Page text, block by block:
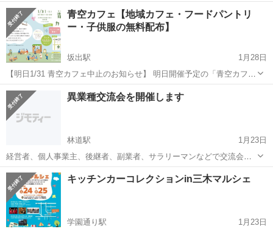
今回はバレンタイン企画を開催します。 寄付食品のお渡しはクリーム
シチュー、お菓子、寄付食品、柔軟剤等【40世帯限定】となります。
開催日は2/...
香川 坂出市 坂出駅 地域/お祭り フードロス
青空カフェ【地域カフェ・フードパントリ
ー・子供服の無料配布】
坂出駅
1月28日
【明日1/31 青空カフェ中止のお知らせ】 明日開催予定の「青空カフ
ェ」は、主催者の体調不良のため中止とさせていただきます。直前の
ご案内となり、参加予定の皆様には心よりお詫び申し上げます。 ​な
お、振替開催を 2月8日（日）...
香川 坂出市 坂出駅 地域/お祭り パントリー
異業種交流会を開催します
林道駅
1月23日
経営者、個人事業主、後継者、副業者、サラリーマンなどで交流会を
します。 ご縁をつなぎたい方、是非参加されませんか？ 日時：
2/21（土）18：30-会場、１９：００スタート 会費：初回の方のみ無
料、２回目以降の...
香川 高松市 林道駅 地域/お祭り 会場
キッチンカーコレクションin三木マルシェ
学園通り駅
1月23日